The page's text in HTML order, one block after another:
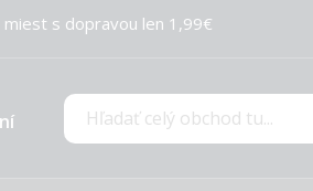
s dopravou len 1,99€
Hľadať